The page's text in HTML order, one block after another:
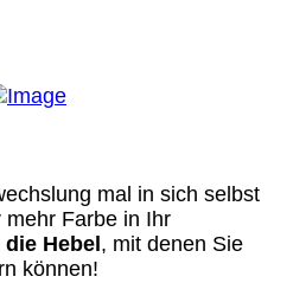
mal in sich selbst
Farbe in Ihr
Hebel , mit denen Sie
können!